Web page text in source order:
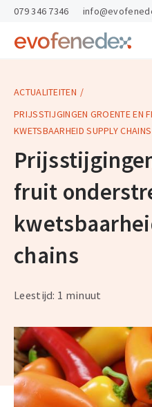
skipToContent
skipToFooter
Return
homepage
menu
079 346 7346
ACTUALITEITEN
PRIJSSTIJGINGEN GROENTE EN
KWETSBAARHEID SUPPLY CHAINS
fruit
chains
Leestijd: 1 minuut